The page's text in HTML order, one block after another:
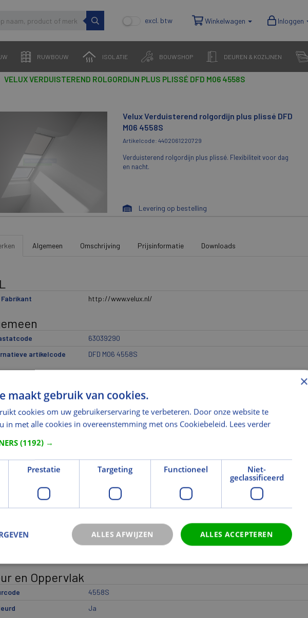
excl. btw Winkelwagen Inloggen
RUWBOUW ISOLATIE BOUWSHOP DEUREN & KOZIJNEN
VELUX VERDUISTEREND ROLGORDIJN PLUS PLISSÉ DFD M06 4558S
Velux Verduisterend rolgordijn plus plissé DFD
M06 4558S
Artikelcode: 4402061220729
Verduisterend rolgordijn plus plissé. Flexibiliteit voor dag
en nacht.
Levering op bestelling
Algemeen Omschrijving Prijsinformatie Downloads
Fabrikant http://www.velux.nl/
63039290
artikelcode
DFD M06 4558S
1
Raamdecoratie
2
Verduisterend rolgordijn plus plissé
3
DFD
4
5
4558S
en Oppervlak
4558S
Ja
×
maakt gebruik van cookies.
cookies om uw gebruikerservaring te verbeteren. Door onze website te
in met alle cookies in overeenstemming met ons Cookiebeleid. Lees verder
(1192) →
Prestatie Targeting Functioneel
Niet-
geclassificeerd
ALLES ACCEPTEREN
ALLES AFWIJZEN